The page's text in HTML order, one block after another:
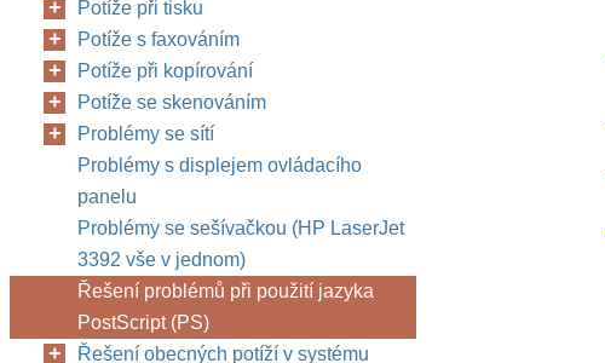
Potíže při tisku
Potíže s faxováním
Potíže při kopírování
Potíže se skenováním
Problémy se sítí
Problémy s displejem ovládacího
panelu
Problémy se sešívačkou (HP LaserJet
3392 vše v jednom)
Řešení problémů při použití jazyka
PostScript (PS)
Řešení obecných potíží v systému